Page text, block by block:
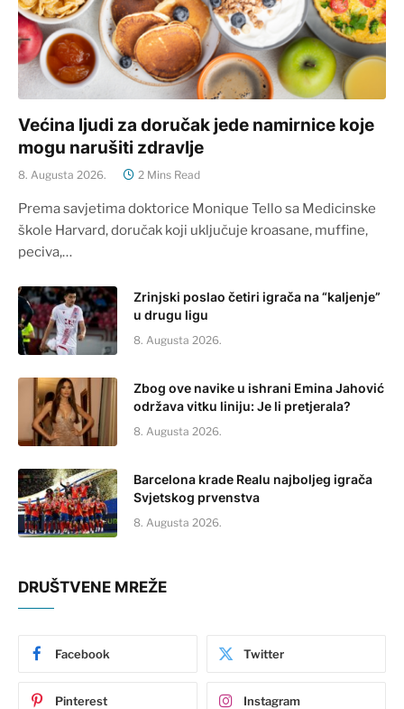
Većina ljudi za doručak jede namirnice koje
mogu narušiti zdravlje
8. Augusta 2026. 2 Mins Read
Prema savjetima doktorice Monique Tello sa Medicinske
škole Harvard, doručak koji uključuje kroasane, muffine,
peciva,…
Zrinjski poslao četiri igrača na “kaljenje”
u drugu ligu
8. Augusta 2026.
Zbog ove navike u ishrani Emina Jahović
održava vitku liniju: Je li pretjerala?
8. Augusta 2026.
Barcelona krade Realu najboljeg igrača
Svjetskog prvenstva
8. Augusta 2026.
DRUŠTVENE MREŽE
Facebook Twitter
Pinterest Instagram